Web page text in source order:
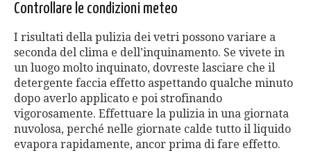
Controllare le condizioni meteo
I risultati della pulizia dei vetri possono variare a
seconda del clima e dell’inquinamento. Se vivete in
un luogo molto inquinato, dovreste lasciare che il
detergente faccia effetto aspettando qualche minuto
dopo averlo applicato e poi strofinando
vigorosamente. Effettuare la pulizia in una giornata
nuvolosa, perché nelle giornate calde tutto il liquido
evapora rapidamente, ancor prima di fare effetto.